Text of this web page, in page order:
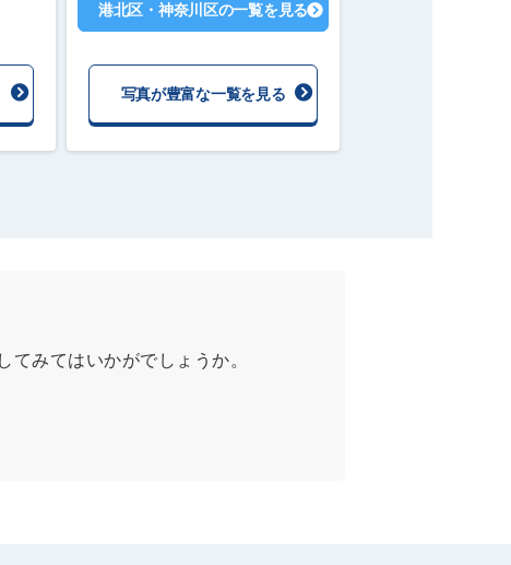
港北区・神奈川区の一覧を見る
写真が豊富な一覧を見る
みてはいかがでしょうか。